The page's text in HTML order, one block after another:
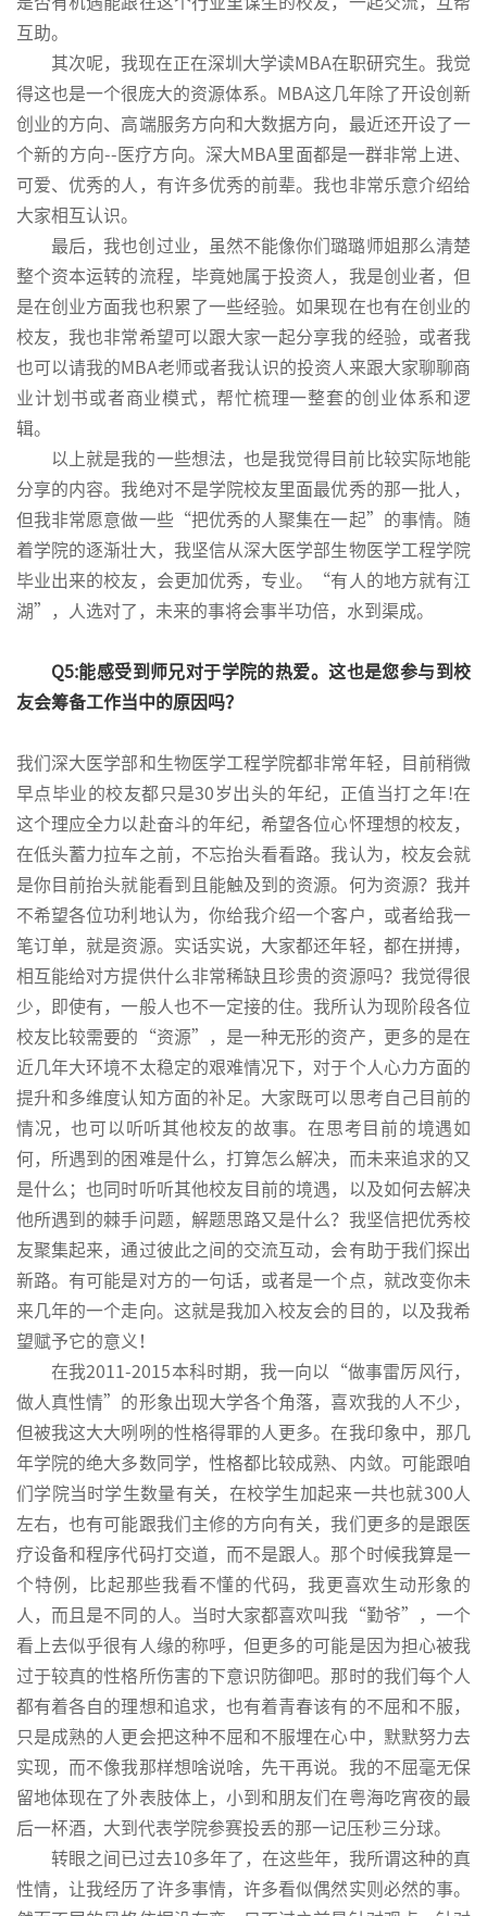
互助。
其次呢，我现在正在深圳大学读MBA在职研究生。我觉
得这也是一个很庞大的资源体系。MBA这几年除了开设创新
创业的方向、高端服务方向和大数据方向，最近还开设了一
个新的方向--医疗方向。深大MBA里面都是一群非常上进、
可爱、优秀的人，有许多优秀的前辈。我也非常乐意介绍给
大家相互认识。
最后，我也创过业，虽然不能像你们璐璐师姐那么清楚
整个资本运转的流程，毕竟她属于投资人，我是创业者，但
是在创业方面我也积累了一些经验。如果现在也有在创业的
校友，我也非常希望可以跟大家一起分享我的经验，或者我
也可以请我的MBA老师或者我认识的投资人来跟大家聊聊商
业计划书或者商业模式，帮忙梳理一整套的创业体系和逻
辑。
以上就是我的一些想法，也是我觉得目前比较实际地能
分享的内容。我绝对不是学院校友里面最优秀的那一批人，
但我非常愿意做一些“把优秀的人聚集在一起”的事情。随
着学院的逐渐壮大，我坚信从深大医学部生物医学工程学院
毕业出来的校友，会更加优秀，专业。“有人的地方就有江
湖”，人选对了，未来的事将会事半功倍，水到渠成。
Q5:能感受到师兄对于学院的热爱。这也是您参与到校
友会筹备工作当中的原因吗？
我们深大医学部和生物医学工程学院都非常年轻，目前稍微
早点毕业的校友都只是30岁出头的年纪，正值当打之年!在
这个理应全力以赴奋斗的年纪，希望各位心怀理想的校友，
在低头蓄力拉车之前，不忘抬头看看路。我认为，校友会就
是你目前抬头就能看到且能触及到的资源。何为资源？我并
不希望各位功利地认为，你给我介绍一个客户，或者给我一
笔订单，就是资源。实话实说，大家都还年轻，都在拼搏，
相互能给对方提供什么非常稀缺且珍贵的资源吗？我觉得很
少，即使有，一般人也不一定接的住。我所认为现阶段各位
校友比较需要的“资源”，是一种无形的资产，更多的是在
近几年大环境不太稳定的艰难情况下，对于个人心力方面的
提升和多维度认知方面的补足。大家既可以思考自己目前的
情况，也可以听听其他校友的故事。在思考目前的境遇如
何，所遇到的困难是什么，打算怎么解决，而未来追求的又
是什么；也同时听听其他校友目前的境遇，以及如何去解决
他所遇到的棘手问题，解题思路又是什么？我坚信把优秀校
友聚集起来，通过彼此之间的交流互动，会有助于我们探出
新路。有可能是对方的一句话，或者是一个点，就改变你未
来几年的一个走向。这就是我加入校友会的目的，以及我希
望赋予它的意义！
在我2011-2015本科时期，我一向以“做事雷厉风行，
做人真性情”的形象出现大学各个角落，喜欢我的人不少，
但被我这大大咧咧的性格得罪的人更多。在我印象中，那几
年学院的绝大多数同学，性格都比较成熟、内敛。可能跟咱
们学院当时学生数量有关，在校学生加起来一共也就300人
左右，也有可能跟我们主修的方向有关，我们更多的是跟医
疗设备和程序代码打交道，而不是跟人。那个时候我算是一
个特例，比起那些我看不懂的代码，我更喜欢生动形象的
人，而且是不同的人。当时大家都喜欢叫我“勤爷”，一个
看上去似乎很有人缘的称呼，但更多的可能是因为担心被我
过于较真的性格所伤害的下意识防御吧。那时的我们每个人
都有着各自的理想和追求，也有着青春该有的不屈和不服，
只是成熟的人更会把这种不屈和不服埋在心中，默默努力去
实现，而不像我那样想啥说啥，先干再说。我的不屈毫无保
留地体现在了外表肢体上，小到和朋友们在粤海吃宵夜的最
后一杯酒，大到代表学院参赛投丢的那一记压秒三分球。
转眼之间已过去10多年了，在这些年，我所谓这种的真
性情，让我经历了许多事情，许多看似偶然实则必然的事。